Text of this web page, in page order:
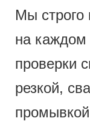
Мы строго
на каждом
проверки
резкой,